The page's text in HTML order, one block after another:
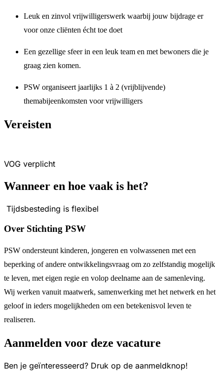
Leuk en zinvol vrijwilligerswerk waarbij jouw bijdrage er
voor onze cliënten écht toe doet
Een gezellige sfeer in een leuk team en met bewoners die je
graag zien komen.
PSW organiseert jaarlijks 1 à 2 (vrijblijvende)
themabijeenkomsten voor vrijwilligers
Vereisten
VOG verplicht
Wanneer en hoe vaak is het?
Tijdsbesteding is flexibel
Over Stichting PSW
PSW ondersteunt kinderen, jongeren en volwassenen met een
beperking of andere ontwikkelingsvraag om zo zelfstandig mogelijk
te leven, met eigen regie en volop deelname aan de samenleving.
Wij werken vanuit maatwerk, samenwerking met het netwerk en het
geloof in ieders mogelijkheden om een betekenisvol leven te
realiseren.
Aanmelden voor deze vacature
Ben je geïnteresseerd? Druk op de aanmeldknop!